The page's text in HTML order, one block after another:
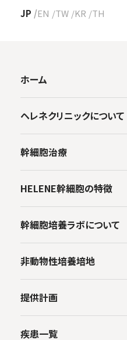
JP EN TW KR TH
ホーム
ヘレネクリニックについて
医師・専門家・顧問
系列医療機関
安心サポート
お支払情報
幹細胞治療
幹細胞とは
MSC（間葉系幹細胞）の原理
幹細胞治療のリスクについて
学術活動
HELENE幹細胞の特徴
幹細胞培養ラボについて
非動物性培養培地
提供計画
GCR 認定クリニック
疾患一覧